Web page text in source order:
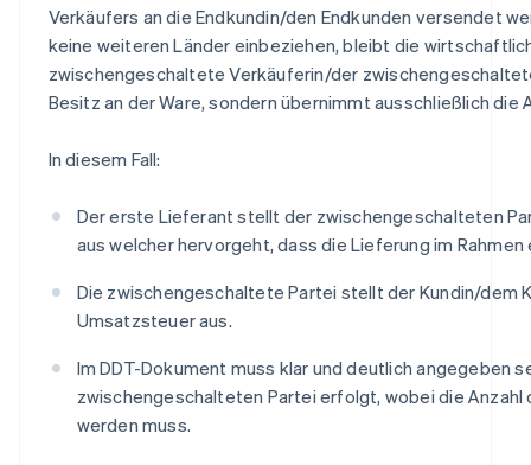
Verkäufers an die Endkundin/den Endkunden versendet
keine weiteren Länder einbeziehen, bleibt die
zwischengeschaltete Verkäuferin/der
Besitz an der Ware, sondern übernimmt ausschließlich die
In diesem Fall:
Der erste Lieferant stellt der zwischengeschalteten
aus welcher hervorgeht, dass die Lieferung im
Die zwischengeschaltete Partei stellt der Kundin/dem
Umsatzsteuer aus.
Im DDT-Dokument muss klar und deutlich angegeben
zwischengeschalteten Partei erfolgt, wobei die Anzahl
werden muss.